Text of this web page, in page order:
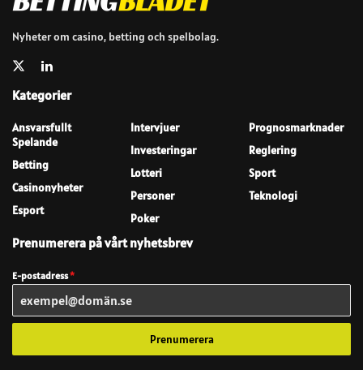
Nyheter om casino, betting och spelbolag.
Kategorier
Ansvarsfullt
Spelande
Betting
Casinonyheter
Esport
Intervjuer
Investeringar
Lotteri
Personer
Poker
Prognosmarknader
Reglering
Sport
Teknologi
Prenumerera på vårt nyhetsbrev
E-postadress*
Prenumerera